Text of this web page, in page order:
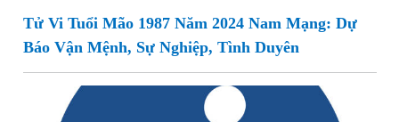
Tử Vi Tuổi Mão 1987 Năm 2024 Nam Mạng: Dự
Báo Vận Mệnh, Sự Nghiệp, Tình Duyên